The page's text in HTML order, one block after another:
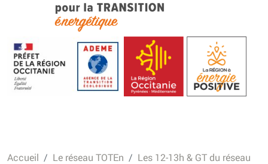
TOTEn Occitanie | Territoires
d’Occitanie pour la Transition
Energétique
Accueil Le réseau TOTEn Les 12-13h & GT du réseau